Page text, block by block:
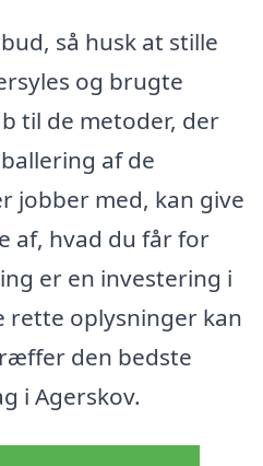
så husk at stille
og brugte
til de metoder, der
af de
jobber med, kan give
af, hvad du får for
er en investering i
rette oplysninger kan
den bedste
i Agerskov.